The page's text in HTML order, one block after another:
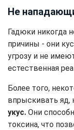
Не
Гадюки никогда
причины - они
угрозу и не
естественная
Более того,
впрыскивать яд,
укус. Они
токсина, что